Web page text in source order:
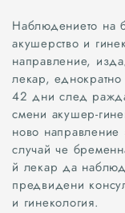
Наблюдението на
акушерство и
направление,
лекар,
42 дни след
смени акушер-
ново направление
случай че
й лекар да
предвидени
и гинекология.